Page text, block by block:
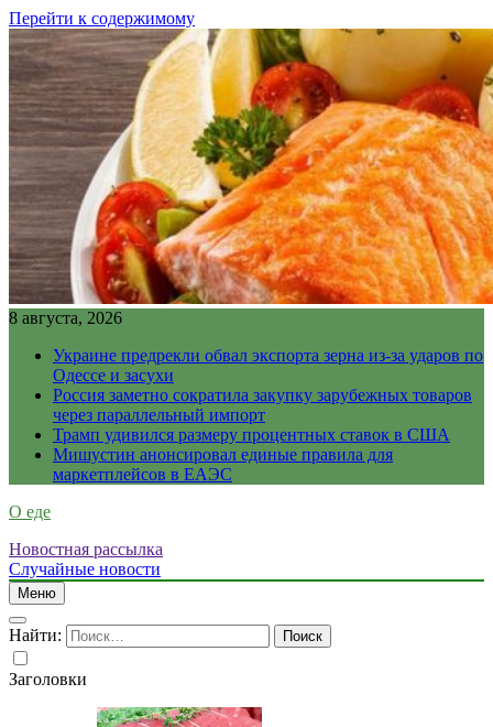
Перейти к содержимому
8 августа, 2026
Украине предрекли обвал экспорта зерна из-за ударов по
Одессе и засухи
Россия заметно сократила закупку зарубежных товаров
через параллельный импорт
Трамп удивился размеру процентных ставок в США
Мишустин анонсировал единые правила для
маркетплейсов в ЕАЭС
О еде
Новостная рассылка
Случайные новости
Меню
Найти:
Заголовки